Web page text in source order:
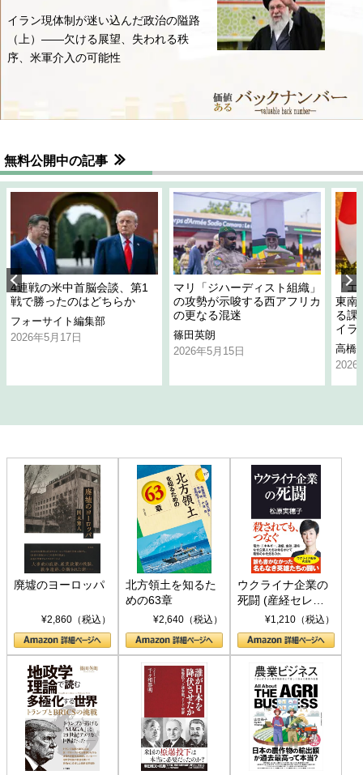
イラン現体制が迷い込んだ政治の隘路
（上）――欠ける展望、失われる秩
序、米軍介入の可能性
無料公開中の記事
4連戦の米中首脳会談、第1
戦で勝ったのはどちらか
フォーサイト編集部
2026年5月17日
マリ「ジハーディスト組織」
の攻勢が示唆する西アフリカ
の更なる混迷
篠田英朗
2026年5月15日
「
東南
る課
イラ
高橋
2026
廃墟のヨーロッパ
¥2,860（税込）
北方領土を知るた
めの63章
¥2,640（税込）
ウクライナ企業の
死闘 (産経セレク
ト S 039)¥1,210（税込）